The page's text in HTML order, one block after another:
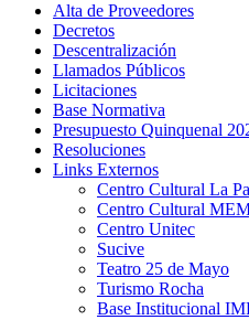
Alta de Proveedores
Decretos
Descentralización
Llamados Públicos
Licitaciones
Base Normativa
Presupuesto Quinquenal
Resoluciones
Links Externos
Centro Cultural La
Centro Cultural
Centro Unitec
Sucive
Teatro 25 de Mayo
Turismo Rocha
Base Institucional